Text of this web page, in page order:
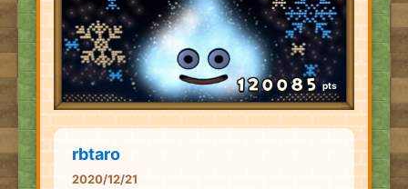
pts
rbtaro
2020/12/21